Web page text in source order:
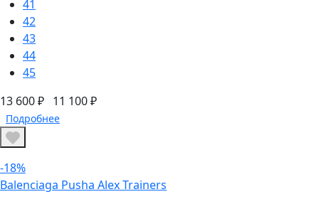
41
42
43
44
45
13 600 ₽ 11 100 ₽
Подробнее
-18%
Balenciaga Pusha Alex Trainers